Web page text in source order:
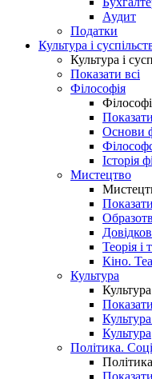
Аудит
Податки
Культура і
Культура і
Показати всі
Філософія
Основи
Історія
Мистецтво
Теорія і
Кіно.
Культура
Культура
Культура
Культура
Політика.